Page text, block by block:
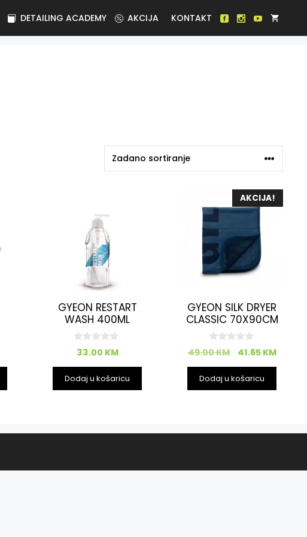
DETAILING ACADEMY AKCIJA KONTAKT
GYEON RESTART
WASH 400ML
0
o
d
33.00 KM
Dodaj u košaricu
AKCIJA!
GYEON SILK DRYER
CLASSIC 70X90CM
0
o
d
49.00KM 41.65 KM
Dodaj u košaricu